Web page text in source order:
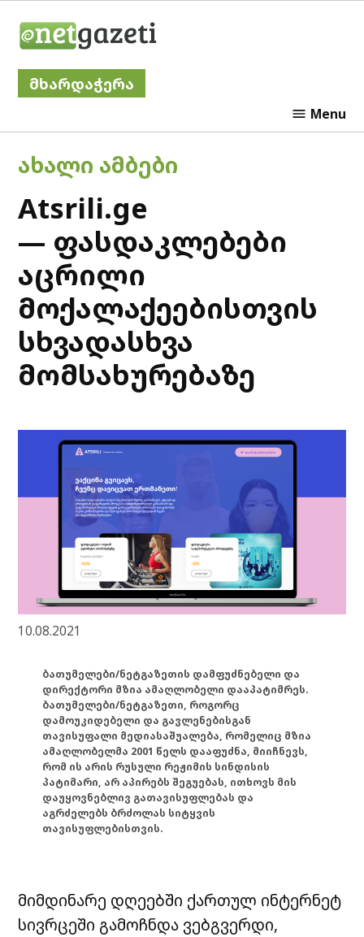
მხარდაჭერა
Menu
POSTED
ᲐᲮᲐᲚᲘ ᲐᲛᲑᲔᲑᲘ
Atsrili.ge
— ფასდაკლებები
აცრილი
მოქალაქეებისთვის
სხვადასხვა
მომსახურებაზე
10.08.2021
ბათუმელები/ნეტგაზეთის დამფუძნებელი და
დირექტორი მზია ამაღლობელი დააპატიმრეს.
ბათუმელები/ნეტგაზეთი, როგორც
დამოუკიდებელი და გავლენებისგან
თავისუფალი მედიასაშუალება, რომელიც მზია
ამაღლობელმა 2001 წელს დააფუძნა, მიიჩნევს,
რომ ის არის რუსული რეჟიმის სინდისის
პატიმარი, არ აპირებს შეგუებას, ითხოვს მის
დაუყოვნებლივ გათავისუფლებას და
აგრძელებს ბრძოლას სიტყვის
თავისუფლებისთვის.
მიმდინარე დღეებში ქართულ ინტერნეტ
სივრცეში გამოჩნდა ვებგვერდი,